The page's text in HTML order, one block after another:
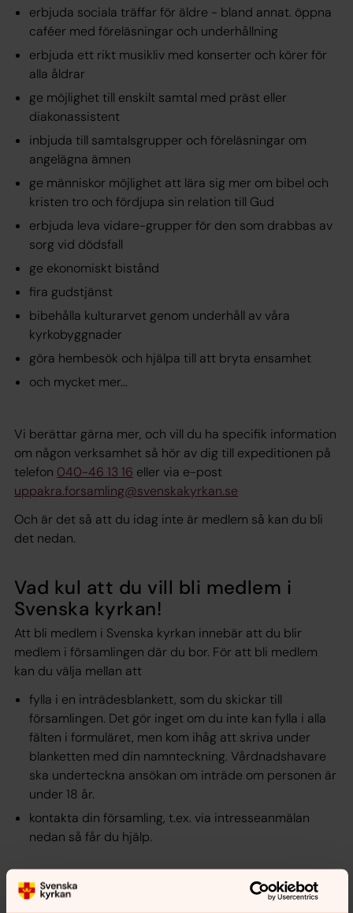
erbjuda sociala träffar för äldre - bland annat. öppna
caféer med föreläsningar och underhållning
erbjuda ett rikt musikliv med konserter och körer för
alla åldrar
ge möjlighet till enskilt samtal med präst eller
diakonassistent
inbjuda till samtalsgrupper och föreläsningar om
angelägna ämnen
ge människor möjlighet att lära sig mer om bibel och
kristen tro och fördjupa sin relation till Gud
erbjuda leva vidare-grupper för den som drabbas av
sorg vid dödsfall
ge ekonomiskt bistånd
fira gudstjänst
bibehålla kulturarvet genom underhåll av våra
kyrkobyggnader
göra hembesök och hjälpa till att bryta ensamhet
och mycket mer...
Vi berättar gärna mer, och vill du ha specifik information
om någon verksamhet så hör av dig till expeditionen på
telefon 040-46 13 16 eller via e-post
uppakra.forsamling@svenskakyrkan.se
Och är det så att du idag inte är medlem så kan du bli
det nedan.
Vad kul att du vill bli medlem i
Svenska kyrkan!
Att bli medlem i Svenska kyrkan innebär att du blir
medlem i församlingen där du bor. För att bli medlem
kan du välja mellan att
fylla i en inträdesblankett, som du skickar till
församlingen. Det gör inget om du inte kan fylla i alla
fälten i formuläret, men kom ihåg att skriva under
blanketten med din namnteckning. Vårdnadshavare
ska underteckna ansökan om inträde om personen är
under 18 år.
kontakta din församling, t.ex. via intresseanmälan
nedan så får du hjälp.
Bli medlem - blankett för vuxna